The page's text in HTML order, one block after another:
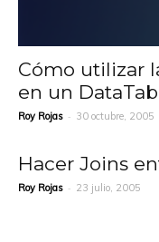
Cómo utilizar
en un
Roy Rojas - 30 octubre, 2005
Hacer Joins
Roy Rojas - 23 julio, 2005